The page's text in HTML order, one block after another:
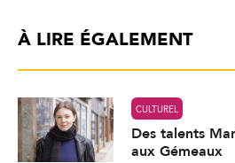
À LIRE ÉGALEMENT
CULTUREL
Des talents
aux Gémeaux